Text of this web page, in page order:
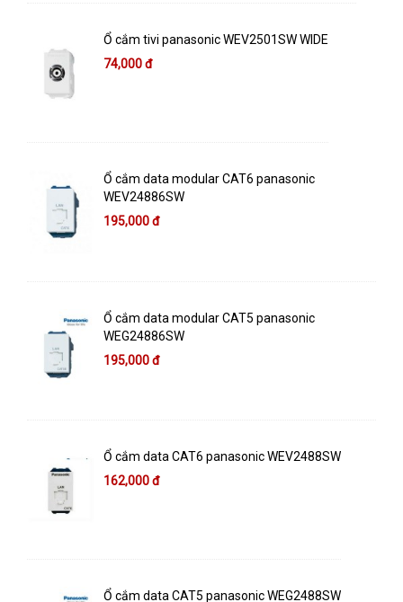
Ổ cắm tivi panasonic WEV2501SW WIDE
74,000 đ
Ổ cắm data modular CAT6 panasonic
WEV24886SW
195,000 đ
Ổ cắm data modular CAT5 panasonic
WEG24886SW
195,000 đ
Ổ cắm data CAT6 panasonic WEV2488SW
162,000 đ
Ổ cắm data CAT5 panasonic WEG2488SW